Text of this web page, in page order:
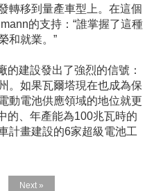
轉移到量產車型上。在這個
的支持：“誰掌握了這種
和就業。”
的建設發出了強烈的信號：
。如果瓦爾塔現在也成為保
動電池供應領域的地位就更
的、年產能為100兆瓦時的
計畫建設的6家超級電池工
Next »